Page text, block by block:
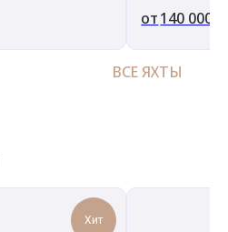
140 000
ВСЕ ЯХТЫ
Хит